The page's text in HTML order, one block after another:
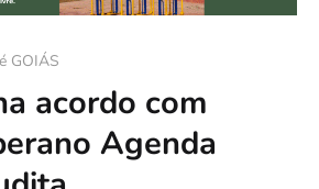
GOIÁS
acordo com
Agenda